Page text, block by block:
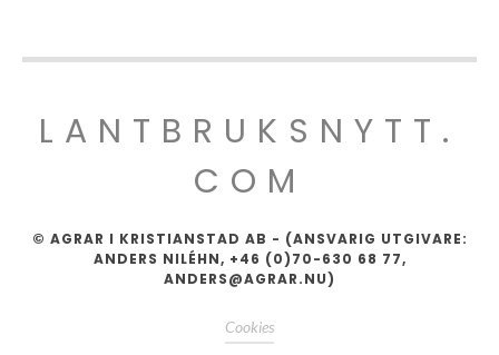
LANTBRUKSNYTT.
COM
© AGRAR I KRISTIANSTAD AB - (ANSVARIG UTGIVARE:
ANDERS NILÉHN, +46 (0)70-630 68 77,
ANDERS@AGRAR.NU)
Cookies